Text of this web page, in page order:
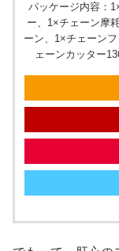
パッケージ内容：
ー、1×チェーン摩
ーン、1×チェーン
ェーンカッター